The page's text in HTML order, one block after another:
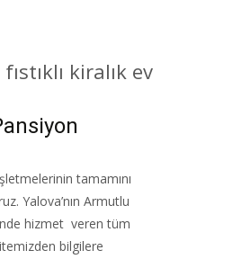
kiralık ev
tamamını
Yalova’nın Armutlu
hizmet veren tüm
bilgilere